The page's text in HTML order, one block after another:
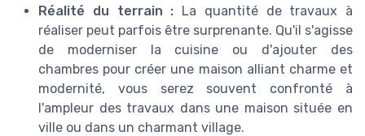
Réalité du terrain : La quantité de travaux à
réaliser peut parfois être surprenante. Qu'il s'agisse
de moderniser la cuisine ou d'ajouter des
chambres pour créer une maison alliant charme et
modernité, vous serez souvent confronté à
l'ampleur des travaux dans une maison située en
ville ou dans un charmant village.